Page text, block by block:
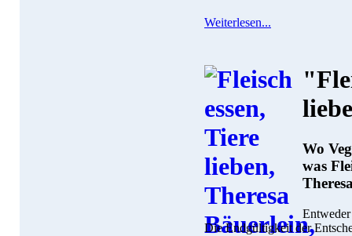
Weiterlesen...
Wo
was
Die Endgültigkeit der